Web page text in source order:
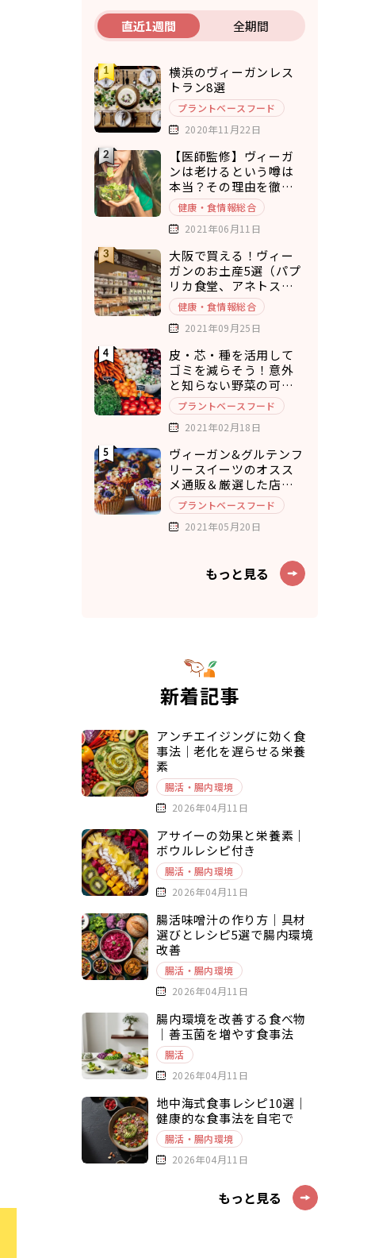
直近1週間 全期間
横浜のヴィーガンレス
トラン8選
プラントベースフード
2020年11月22日
【医師監修】ヴィーガ
ンは老けるという噂は
本当？その理由を徹底
考察
健康・食情報総合
2021年06月11日
大阪で買える！ヴィー
ガンのお土産5選（パプ
リカ食堂、アネトス、
ひねもすぱん）
健康・食情報総合
2021年09月25日
皮・芯・種を活用して
ゴミを減らそう！意外
と知らない野菜の可食
部12選
プラントベースフード
2021年02月18日
ヴィーガン&グルテンフ
リースイーツのオスス
メ通販＆厳選した店舗
10選
プラントベースフード
2021年05月20日
もっと見る
新着記事
アンチエイジングに効く食
事法｜老化を遅らせる栄養
素
腸活・腸内環境
2026年04月11日
アサイーの効果と栄養素｜
ボウルレシピ付き
腸活・腸内環境
2026年04月11日
腸活味噌汁の作り方｜具材
選びとレシピ5選で腸内環境
改善
腸活・腸内環境
2026年04月11日
腸内環境を改善する食べ物
｜善玉菌を増やす食事法
腸活
2026年04月11日
地中海式食事レシピ10選｜
健康的な食事法を自宅で
腸活・腸内環境
2026年04月11日
もっと見る